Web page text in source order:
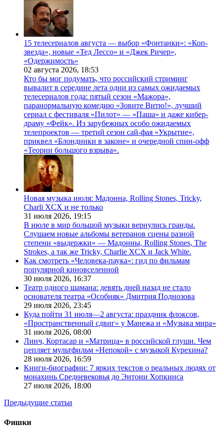
15 телесериалов августа — выбор «Фонтанки»: «Коп-
звезда», новые «Тед Лессо» и «Джек Ричер»,
«Одержимость»
02 августа 2026, 18:53
Кто бы мог подумать, что российский стриминг
вывалит в середине лета одни из самых ожидаемых
телесериалов года: пятый сезон «Мажора»,
паранормальную комедию «Зовите Витю!», лучший
сериал с фестиваля «Пилот» — «Паша» и даже кибер-
драму «Фейк». Из зарубежных особо ожидаемых
телепроектов — третий сезон сай-фая «Укрытие»,
приквел «Блондинки в законе» и очередной спин-офф
«Теории большого взрыва».
Новая музыка июля: Мадонна, Rolling Stones, Tricky,
Charli XCX и не только
31 июля 2026, 19:15
В июле в мир большой музыки вернулись гранды.
Слушаем новые альбомы ветеранов сцены разной
степени «выдержки» — Мадонны, Rolling Stones, The
Strokes, а так же Tricky, Charlie XCX и Jack White.
Как смотреть «Человека-паука»: гид по фильмам
популярной киновселенной
30 июля 2026, 16:37
Театр одного шамана: девять дней назад не стало
основателя театра «Особняк» Дмитрия Поднозова
29 июля 2026, 23:45
Куда пойти 31 июля—2 августа: праздник флоксов,
«Пространственный сдвиг» у Манежа и «Музыка мира»
31 июля 2026, 08:00
Линч, Кортасар и «Матрица» в российской глуши. Чем
цепляет мультфильм «Непокой» с музыкой Курехина?
28 июля 2026, 16:59
Книги-биографии: 7 ярких текстов о реальных людях от
монахинь Средневековья до Энтони Хопкинса
27 июля 2026, 18:00
Предыдущие статьи
Фишки